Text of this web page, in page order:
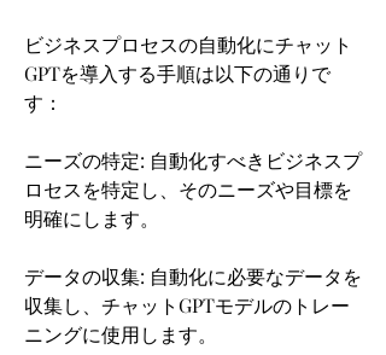
ビジネスプロセスの自動化にチャット
GPTを導入する手順は以下の通りで
す：
ニーズの特定: 自動化すべきビジネスプ
ロセスを特定し、そのニーズや目標を
明確にします。
データの収集: 自動化に必要なデータを
収集し、チャットGPTモデルのトレー
ニングに使用します。